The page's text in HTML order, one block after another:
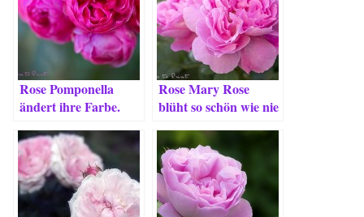
Rose Pomponella
ändert ihre Farbe.
Rose Mary Rose
blüht so schön wie nie